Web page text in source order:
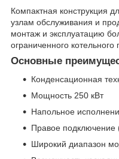
Компактная конструкция
узлам обслуживания и
монтаж и эксплуатацию
ограниченного котельного
Основные
Конденсационная
Мощность 250 кВт
Напольное
Правое подключение
Широкий диапазон